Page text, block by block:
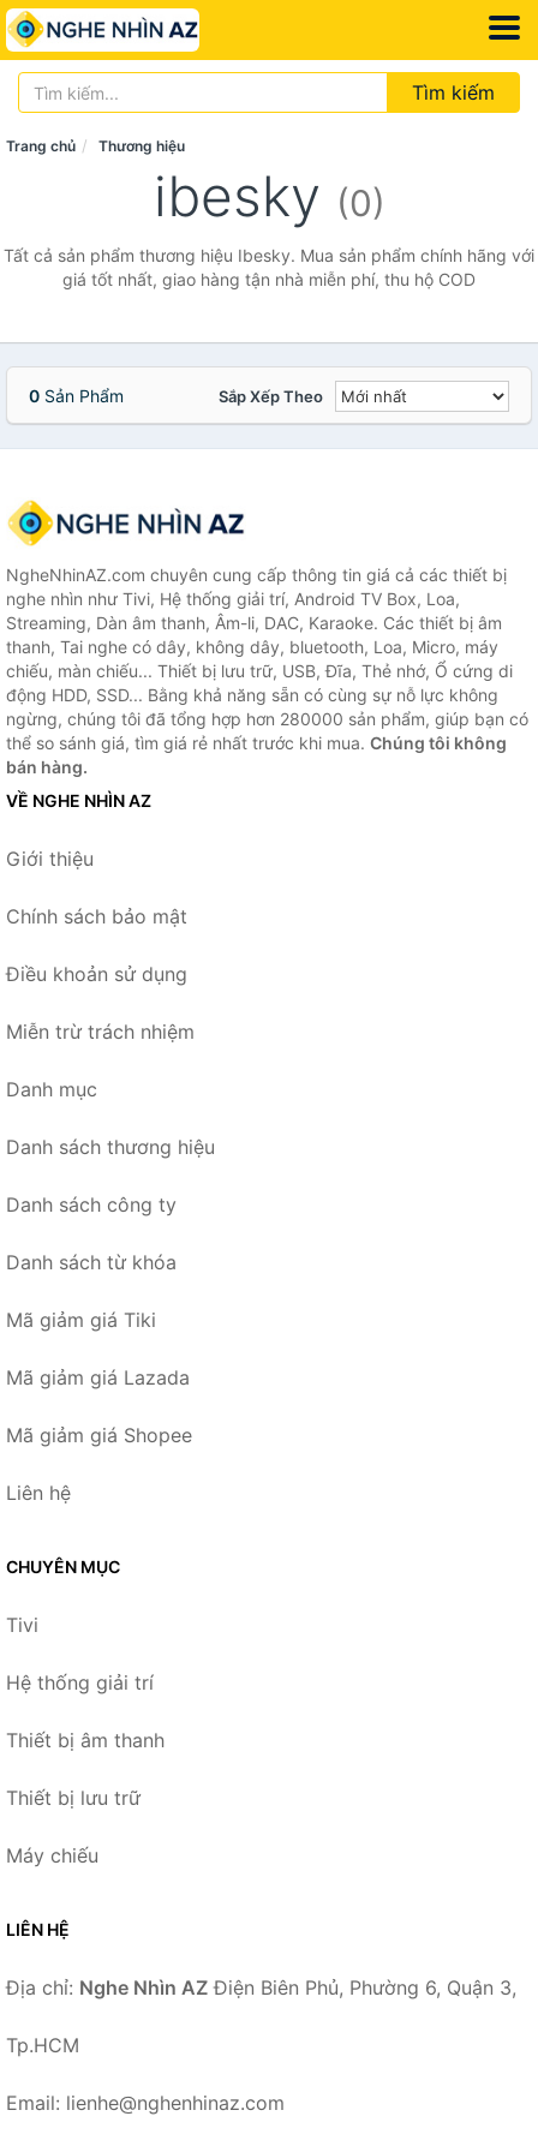
Tìm kiếm
Trang chủ Thương hiệu
ibesky (0)
Tất cả sản phẩm thương hiệu Ibesky. Mua sản phẩm chính hãng với
giá tốt nhất, giao hàng tận nhà miễn phí, thu hộ COD
0 Sản Phẩm Sắp Xếp Theo
NgheNhinAZ.com chuyên cung cấp thông tin giá cả các thiết bị
nghe nhìn như Tivi, Hệ thống giải trí, Android TV Box, Loa,
Streaming, Dàn âm thanh, Âm-li, DAC, Karaoke. Các thiết bị âm
thanh, Tai nghe có dây, không dây, bluetooth, Loa, Micro, máy
chiếu, màn chiếu... Thiết bị lưu trữ, USB, Đĩa, Thẻ nhớ, Ổ cứng di
động HDD, SSD... Bằng khả năng sẵn có cùng sự nỗ lực không
ngừng, chúng tôi đã tổng hợp hơn 280000 sản phẩm, giúp bạn có
thể so sánh giá, tìm giá rẻ nhất trước khi mua. Chúng tôi không
bán hàng.
VỀ NGHE NHÌN AZ
Giới thiệu
Chính sách bảo mật
Điều khoản sử dụng
Miễn trừ trách nhiệm
Danh mục
Danh sách thương hiệu
Danh sách công ty
Danh sách từ khóa
Mã giảm giá Tiki
Mã giảm giá Lazada
Mã giảm giá Shopee
Liên hệ
CHUYÊN MỤC
Tivi
Hệ thống giải trí
Thiết bị âm thanh
Thiết bị lưu trữ
Máy chiếu
LIÊN HỆ
Địa chỉ: Nghe Nhìn AZ Điện Biên Phủ, Phường 6, Quận 3,
Tp.HCM
Email: lienhe@nghenhinaz.com